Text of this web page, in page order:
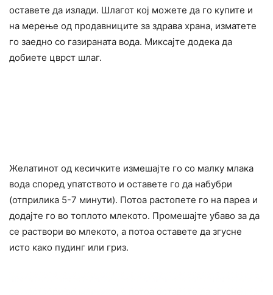
оставете да излади. Шлагот кој можете да го купите и
на мерење од продавниците за здрава храна, изматете
го заедно со газираната вода. Миксајте додека да
добиете цврст шлаг.
Желатинот од кесичките измешајте го со малку млака
вода според упатството и оставете го да набубри
(отприлика 5-7 минути). Потоа растопете го на пареа и
додајте го во топлото млекото. Промешајте убаво за да
се раствори во млекото, а потоа оставете да згусне
исто како пудинг или гриз.